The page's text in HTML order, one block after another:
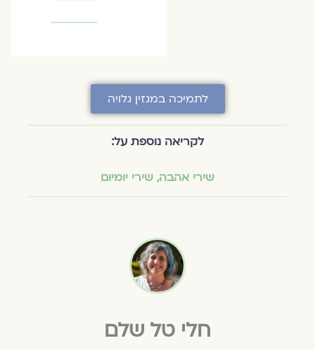
לתמיכה במגזין גלויה
לקריאה נוספת על:
שירי אהבה,שירי יומיום
חלי טל שלם